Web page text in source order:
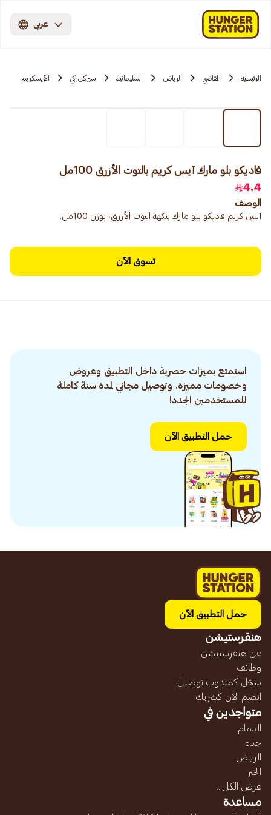
عربي
الرئيسية المقاضي الرياض السليمانية سيركل كي الآيسكريم
فاديكو بلو مارك آيس كريم بالتوت الأزرق 100مل
4.4
الوصف
آيس كريم فاديكو بلو مارك بنكهة التوت الأزرق، بوزن 100مل.
تسوق الآن
استمتع بميزات حصرية داخل التطبيق وعروض
وخصومات مميزة. وتوصيل مجاني لمدة سنة كاملة
للمستخدمين الجدد!
حمل التطبيق الآن
حمل التطبيق الآن
هنقرستيشن
عن هنقرستيشن
وظائف
سجّل كمندوب توصيل
انضم الآن كشريك
متواجدين في
الدمام
جده
الرياض
الخبر
عرض الكل...
مساعدة